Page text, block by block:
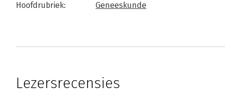
Hoofdrubriek: Geneeskunde
Lezersrecensies